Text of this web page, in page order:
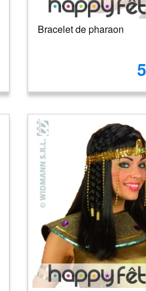
Bracelet de pharaon